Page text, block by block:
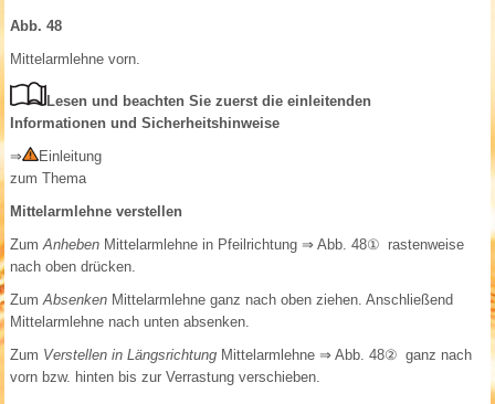
Abb. 48
Mittelarmlehne vorn.
Lesen und beachten Sie zuerst die einleitenden
Informationen und Sicherheitshinweise
⇒
Einleitung
zum Thema
Mittelarmlehne verstellen
ZumAnheben Mittelarmlehne in Pfeilrichtung ⇒ Abb. 48① rastenweise
nach oben drücken.
ZumAbsenken Mittelarmlehne ganz nach oben ziehen. Anschließend
Mittelarmlehne nach unten absenken.
Zum Verstellen in Längsrichtung Mittelarmlehne ⇒ Abb. 48② ganz nach
vorn bzw. hinten bis zur Verrastung verschieben.